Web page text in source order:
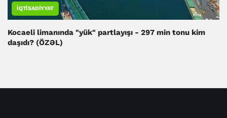
İQTISADIYYAT
Kocaeli limanında "yük" partlayışı - 297 min tonu kim
daşıdı? (ÖZƏL)